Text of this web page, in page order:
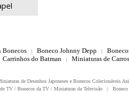
Bonecos | Boneco Johnny Depp |
Carrinhos do Batman | Miniaturas de
de Desenhos Japoneses e Bonecos Colecionáveis
TV / Bonecos da TV / Miniaturas da Televisão |